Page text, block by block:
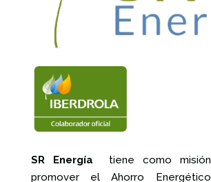
SR Energía
tiene como misión
promover el Ahorro Energético